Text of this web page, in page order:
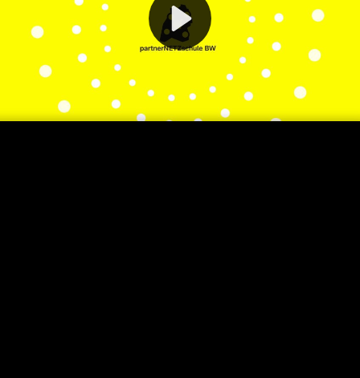
Play
Video